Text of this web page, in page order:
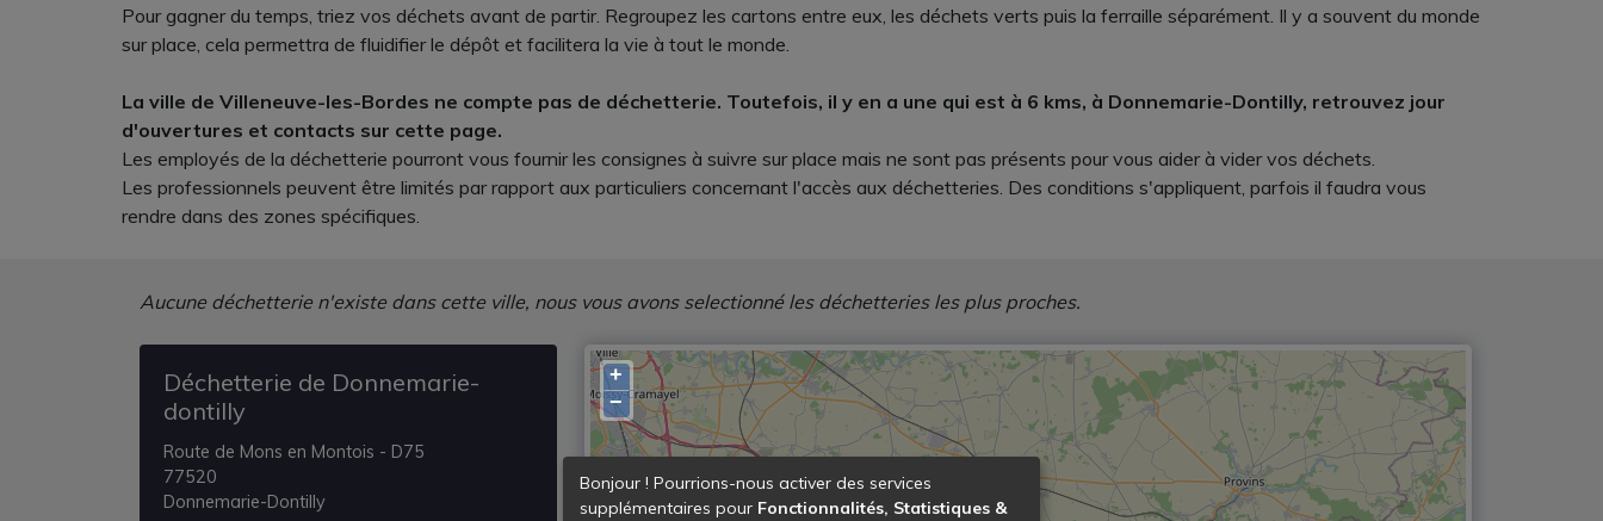
Pour gagner du temps, triez vos déchets avant de partir. Regroupez les cartons entre eux, les déchets verts puis la ferraille séparément. Il y a souvent du monde
sur place, cela permettra de fluidifier le dépôt et facilitera la vie à tout le monde.
La ville de Villeneuve-les-Bordes ne compte pas de déchetterie. Toutefois, il y en a une qui est à 6 kms, à Donnemarie-Dontilly, retrouvez jour
d'ouvertures et contacts sur cette page.
Les employés de la déchetterie pourront vous fournir les consignes à suivre sur place mais ne sont pas présents pour vous aider à vider vos déchets.
Les professionnels peuvent être limités par rapport aux particuliers concernant l'accès aux déchetteries. Des conditions s'appliquent, parfois il faudra vous
rendre dans des zones spécifiques.
Aucune déchetterie n'existe dans cette ville, nous vous avons selectionné les déchetteries les plus proches.
Déchetterie de Donnemarie-
dontilly
Route de Mons en Montois - D75
77520
Donnemarie-Dontilly
+
−
Bonjour ! Pourrions-nous activer des services
supplémentaires pour Fonctionnalités, Statistiques &